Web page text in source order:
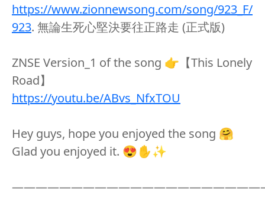
https://www.zionnewsong.com/song/923_F/
923. 無論生死心堅決要往正路走 (正式版)
ZNSE Version_1 of the song 👉【This Lonely
Road】
https://youtu.be/ABvs_NfxTOU
Hey guys, hope you enjoyed the song 🤗
Glad you enjoyed it. 😍✋✨